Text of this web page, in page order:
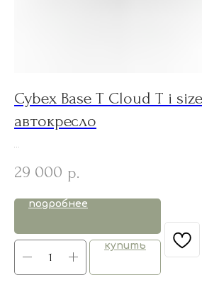
Cybex Base T Cloud T i
автокресло
29 000 р.
подробнее
купить